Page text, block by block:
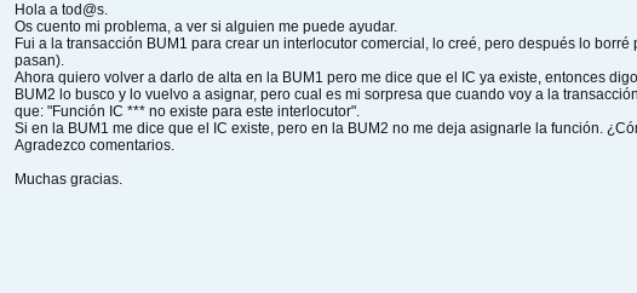
Hola a tod@s.
Os cuento mi problema, a ver si alguien me puede ayudar.
Fui a la transacción BUM1 para crear un interlocutor comercial, lo creé, pero después lo borré
pasan).
Ahora quiero volver a darlo de alta en la BUM1 pero me dice que el IC ya existe, entonces
BUM2 lo busco y lo vuelvo a asignar, pero cual es mi sorpresa que cuando voy a la
que: "Función IC *** no existe para este interlocutor".
Si en la BUM1 me dice que el IC existe, pero en la BUM2 no me deja asignarle la función.
Agradezco comentarios.
Muchas gracias.